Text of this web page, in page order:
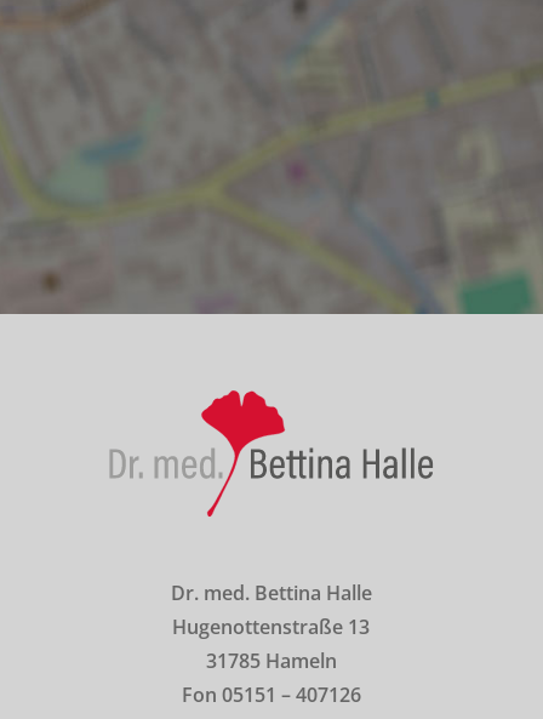
Dr. med. Bettina Halle
Hugenottenstraße 13
31785 Hameln
Fon 05151 – 407126